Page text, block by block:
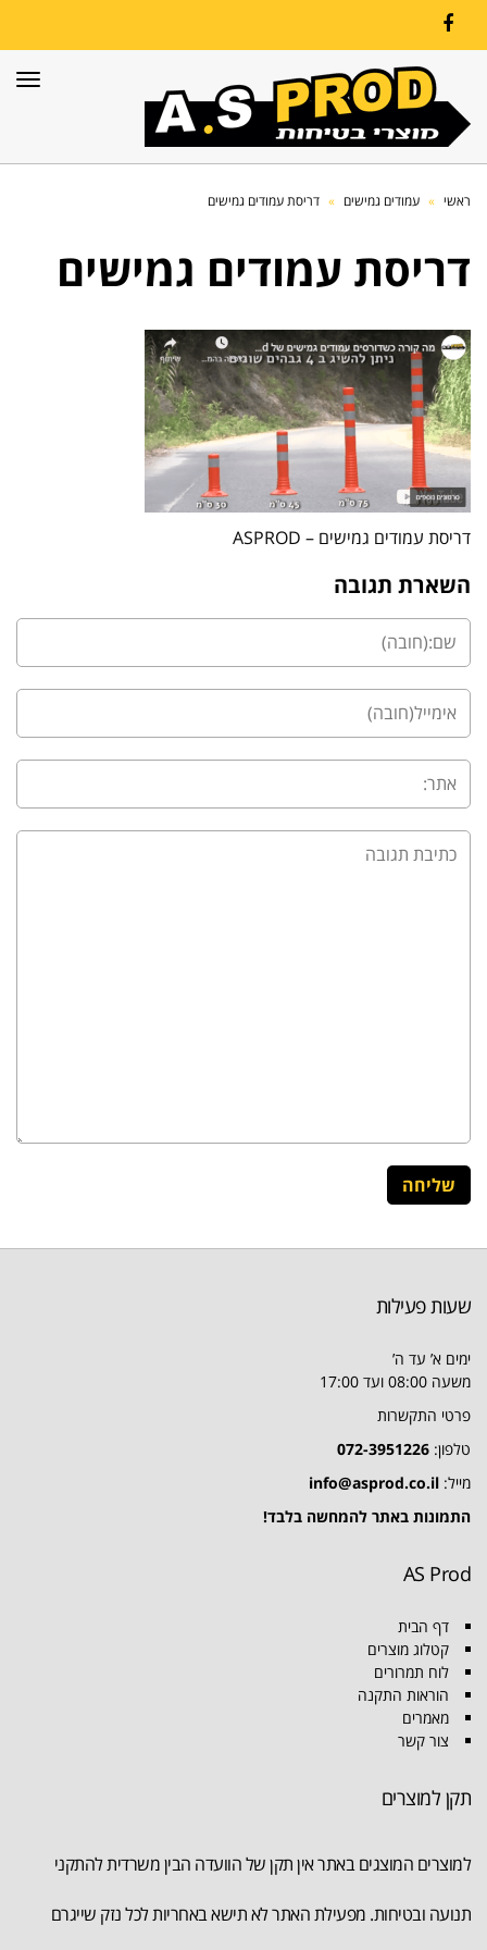
Facebook
ראשי » עמודים גמישים » דריסת עמודים גמישים
דריסת עמודים גמישים
דריסת עמודים גמישים – ASPROD
השארת תגובה
שעות פעילות
ימים א’ עד ה’
משעה 08:00 ועד 17:00
פרטי התקשרות
טלפון: 072-3951226
מייל: info@asprod.co.il
התמונות באתר להמחשה בלבד!
AS Prod
דף הבית
קטלוג מוצרים
לוח תמרורים
הוראות התקנה
מאמרים
צור קשר
תקן למוצרים
למוצרים המוצגים באתר אין תקן של הוועדה הבין משרדית להתקני
תנועה ובטיחות. מפעילת האתר לא תישא באחריות לכל נזק שייגרם